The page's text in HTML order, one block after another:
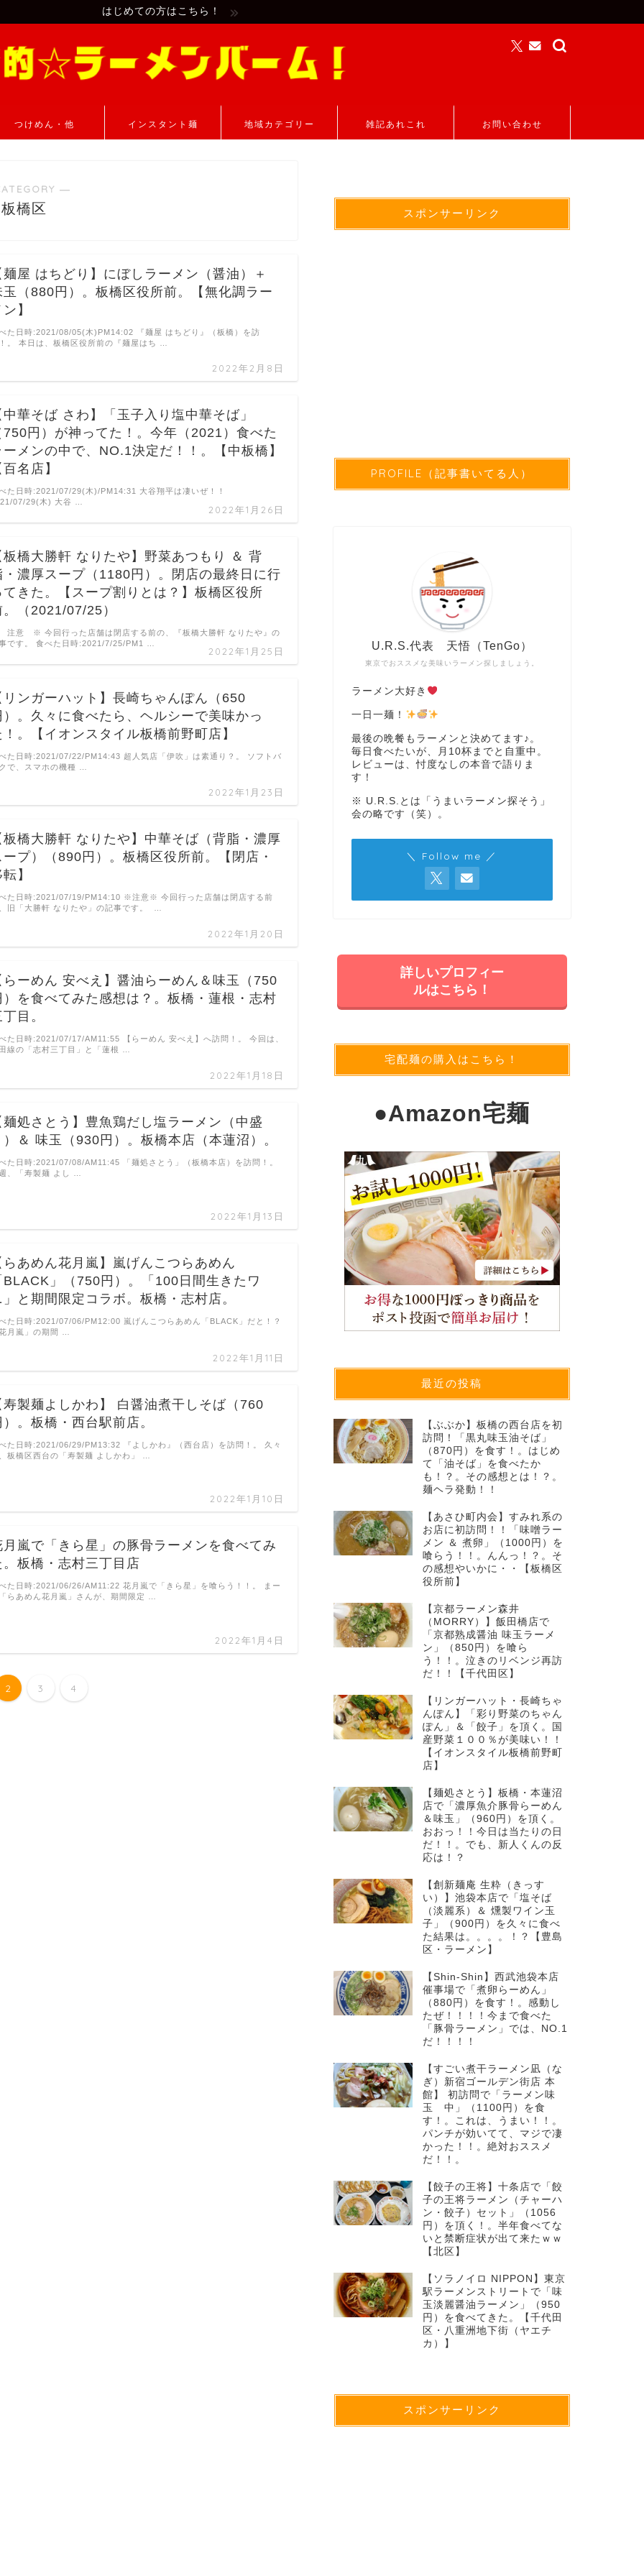
はじめての方はこちら！
つけめん・他 インスタント麺 地域カテゴリー 雑記あれこれ お問い合わせ
―
板橋区
麺屋 はちどり】にぼしラーメン（醤油）＋
玉（880円）。板橋区役所前。【無化調ラー
】
2022年2月8日
た日時:2021/08/05(木)PM14:02 『麺屋 はちどり』（板橋）を訪
。 本日は、板橋区役所前の『麺屋はち …
中華そば さわ】「玉子入り塩中華そば」
750円）が神ってた！。今年（2021）食べた
ーメンの中で、NO.1決定だ！！。【中板橋】
名店】
2022年1月26日
た日時:2021/07/29(木)/PM14:31 大谷翔平は凄いぜ！！
07/29(木) 大谷 …
板橋大勝軒 なりたや】野菜あつもり ＆ 背
・濃厚スープ（1180円）。閉店の最終日に行
てきた。【スープ割りとは？】板橋区役所
。（2021/07/25）
2022年1月25日
意 ※ 今回行った店舗は閉店する前の、『板橋大勝軒 なりたや』の
です。 食べた日時:2021/7/25/PM1 …
リンガーハット】長崎ちゃんぽん（650
）。久々に食べたら、ヘルシーで美味かっ
！。【イオンスタイル板橋前野町店】
2022年1月23日
た日時:2021/07/22/PM14:43 超人気店「伊吹」は素通り？。 ソフトバ
で、スマホの機種 …
板橋大勝軒 なりたや】中華そば（背脂・濃厚
ープ）（890円）。板橋区役所前。【閉店・
】
2022年1月20日
た日時:2021/07/19/PM14:10 ※注意※ 今回行った店舗は閉店する前
旧「大勝軒 なりたや」の記事です。 …
らーめん 安べえ】醤油らーめん＆味玉（750
）を食べてみた感想は？。板橋・蓮根・志村
目。
2022年1月18日
た日時:2021/07/17/AM11:55 【らーめん 安べえ】へ訪問！。 今回は、
線の「志村三丁目」と「蓮根 …
麺処さとう】豊魚鶏だし塩ラーメン（中盛
）＆ 味玉（930円）。板橋本店（本蓮沼）。
2022年1月13日
た日時:2021/07/08/AM11:45 「麺処さとう」（板橋本店）を訪問！。
、「寿製麺 よし …
らあめん花月嵐】嵐げんこつらあめん
BLACK」（750円）。「100日間生きたワ
」と期間限定コラボ。板橋・志村店。
2022年1月11日
た日時:2021/07/06/PM12:00 嵐げんこつらあめん「BLACK」だと！？
月嵐」の期間 …
寿製麺よしかわ】 白醤油煮干しそば（760
）。板橋・西台駅前店。
2022年1月10日
た日時:2021/06/29/PM13:32 『よしかわ』（西台店）を訪問！。 久々
板橋区西台の「寿製麺 よしかわ」 …
月嵐で「きら星」の豚骨ラーメンを食べてみ
。板橋・志村三丁目店
2022年1月4日
た日時:2021/06/26/AM11:22 花月嵐で「きら星」を喰らう！！。 まー
らあめん花月嵐」さんが、期間限定 …
2 3 4
スポンサーリンク
PROFILE（記事書いてる人）
東京でおススメな美味いラーメン探しましょう。
U.R.S.代表 天悟（TenGo）
ラーメン大好き
一日一麺！
最後の晩餐もラーメンと決めてます♪。
毎日食べたいが、月10杯までと自重中。
レビューは、忖度なしの本音で語りま
す！
※ U.R.S.とは「うまいラーメン探そう」
会の略です（笑）。
＼ Follow me ／
詳しいプロフィー
ルはこちら！
宅配麺の購入はこちら！
●Amazon宅麺
最近の投稿
【ぶぶか】板橋の西台店を初
訪問！「黒丸味玉油そば」
（870円）を食す！。はじめ
て「油そば」を食べたか
も！？。その感想とは！？。
麺ヘラ発動！！
【あさひ町内会】すみれ系の
お店に初訪問！！「味噌ラー
メン ＆ 煮卵」（1000円）を
喰らう！！。んんっ！？。そ
の感想やいかに・・【板橋区
役所前】
【京都ラーメン森井
（MORRY）】飯田橋店で
「京都熟成醤油 味玉ラーメ
ン」（850円）を喰ら
う！！。泣きのリベンジ再訪
だ！！【千代田区】
【リンガーハット・長崎ちゃ
んぽん】「彩り野菜のちゃん
ぽん」＆「餃子」を頂く。国
産野菜１００％が美味い！！
【イオンスタイル板橋前野町
店】
【麺処さとう】板橋・本蓮沼
店で「濃厚魚介豚骨らーめん
＆味玉」（960円）を頂く。
おおっ！！今日は当たりの日
だ！！。でも、新人くんの反
応は！？
【創新麺庵 生粋（きっす
い）】池袋本店で「塩そば
（淡麗系）＆ 燻製ワイン玉
子」（900円）を久々に食べ
た結果は。。。。！？【豊島
区・ラーメン】
【Shin-Shin】西武池袋本店
催事場で「煮卵らーめん」
（880円）を食す！。感動し
たぜ！！！！今まで食べた
「豚骨ラーメン」では、NO.1
だ！！！！
【すごい煮干ラーメン凪（な
ぎ）新宿ゴールデン街店 本
館】 初訪問で「ラーメン味
玉 中」（1100円）を食
す！。これは、うまい！！。
パンチが効いてて、マジで凄
かった！！。絶対おススメ
だ！！。
【餃子の王将】十条店で「餃
子の王将ラーメン（チャーハ
ン・餃子）セット」（1056
円）を頂く！。半年食べてな
いと禁断症状が出て来たｗｗ
【北区】
【ソラノイロ NIPPON】東京
駅ラーメンストリートで「味
玉淡麗醤油ラーメン」（950
円）を食べてきた。【千代田
区・八重洲地下街（ヤエチ
カ）】
スポンサーリンク